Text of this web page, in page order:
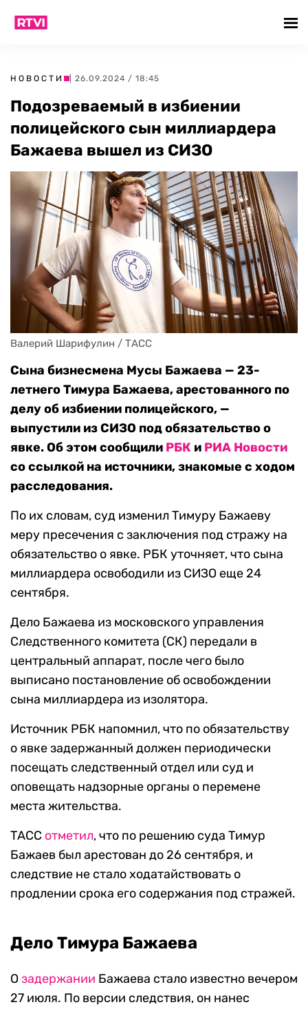
НОВОСТИ | 26.09.2024 / 18:45
Подозреваемый в избиении
полицейского сын миллиардера
Бажаева вышел из СИЗО
Валерий Шарифулин / ТАСС
Сына бизнесмена Мусы Бажаева — 23-
летнего Тимура Бажаева, арестованного по
делу об избиении полицейского, —
выпустили из СИЗО под обязательство о
явке. Об этом сообщили РБК и РИА Новости
со ссылкой на источники, знакомые с ходом
расследования.
По их словам, суд изменил Тимуру Бажаеву
меру пресечения с заключения под стражу на
обязательство о явке. РБК уточняет, что сына
миллиардера освободили из СИЗО еще 24
сентября.
Дело Бажаева из московского управления
Следственного комитета (СК) передали в
центральный аппарат, после чего было
выписано постановление об освобождении
сына миллиардера из изолятора.
Источник РБК напомнил, что по обязательству
о явке задержанный должен периодически
посещать следственный отдел или суд и
оповещать надзорные органы о перемене
места жительства.
ТАСС отметил, что по решению суда Тимур
Бажаев был арестован до 26 сентября, и
следствие не стало ходатайствовать о
продлении срока его содержания под стражей.
Дело Тимура Бажаева
Озадержании Бажаева стало известно вечером
27 июля. По версии следствия, он нанес